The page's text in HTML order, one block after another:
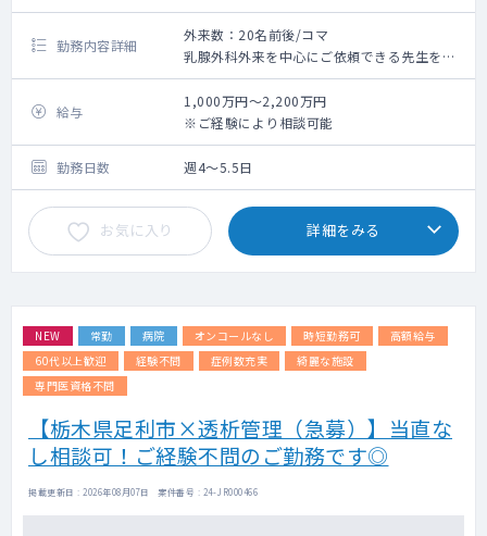
勤務内容詳細
外来数：20名前後/コマ
乳腺外科外来を中心にご依頼できる先生をお
探ししています
※病棟管理や外来については先生のご希望に
添って調整可能です
看護師・技師の手厚いフォローがある環境で
す
給与
1,000万円～2,200万円
※ご経験により相談可能
勤務日数 週4～5.5日
お気に入り 詳細をみる
NEW 常勤 病院 オンコールなし 時短勤務可
高額給与
60代以上歓迎
経験不問 症例数充実
綺麗な施設
専門医資格不問
【栃木県足利市×透析管理（急募）】当直な
し相談可！ご経験不問のご勤務です◎
掲載更新日 : 2026年08月07日 案件番号 : 24-JR000466